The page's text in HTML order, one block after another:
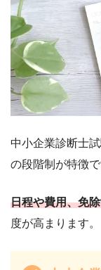
中小企業診断士
の段階制が特徴で
日程や費用、免
度が高まります。